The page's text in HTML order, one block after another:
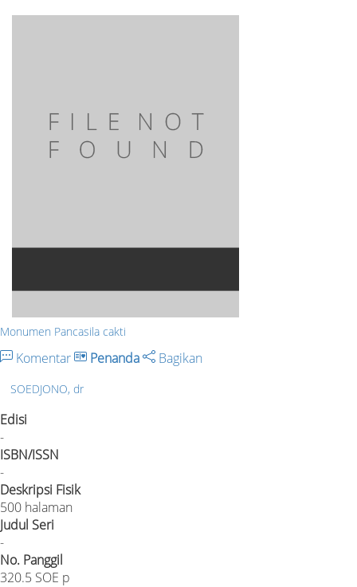
Monumen Pancasila cakti
Komentar Penanda Bagikan
SOEDJONO, dr
Edisi
-
ISBN/ISSN
-
Deskripsi Fisik
500 halaman
Judul Seri
-
No. Panggil
320.5 SOE p